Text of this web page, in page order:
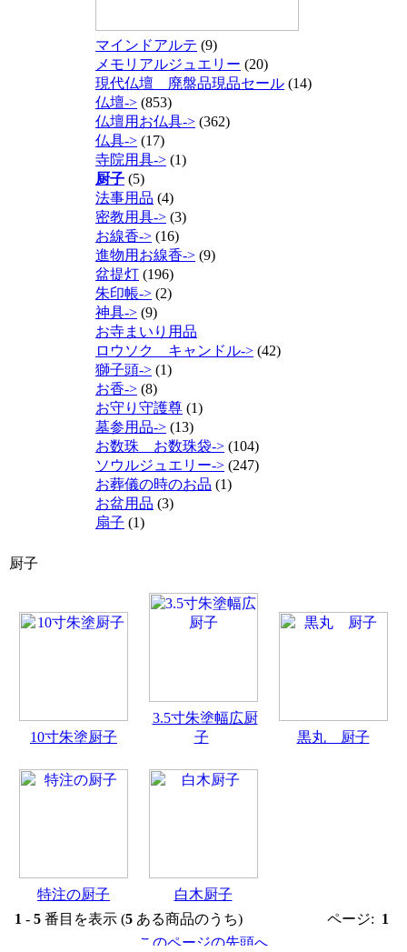
マインドアルテ (9)
メモリアルジュエリー (20)
現代仏壇 廃盤品現品セール (14)
仏壇-> (853)
仏壇用お仏具-> (362)
仏具-> (17)
寺院用具-> (1)
厨子 (5)
法事用品 (4)
密教用具-> (3)
お線香-> (16)
進物用お線香-> (9)
盆提灯 (196)
朱印帳-> (2)
神具-> (9)
お寺まいり用品
ロウソク キャンドル-> (42)
獅子頭-> (1)
お香-> (8)
お守り守護尊 (1)
墓参用品-> (13)
お数珠 お数珠袋-> (104)
ソウルジュエリー-> (247)
お葬儀の時のお品 (1)
お盆用品 (3)
扇子 (1)
厨子
10寸朱塗厨子
3.5寸朱塗幅広厨
子
黒丸 厨子
特注の厨子
白木厨子
1 - 5 番目を表示 (5 ある商品のうち) ページ: 1